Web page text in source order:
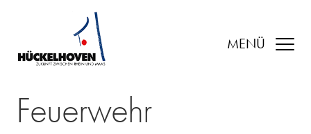
MENÜ
Feuerwehr